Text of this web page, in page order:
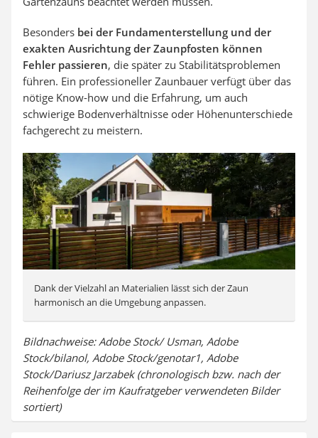
Besonders bei der Fundamenterstellung und der
exakten Ausrichtung der Zaunpfosten können
Fehler passieren, die später zu Stabilitätsproblemen
führen. Ein professioneller Zaunbauer verfügt über das
nötige Know-how und die Erfahrung, um auch
schwierige Bodenverhältnisse oder Höhenunterschiede
fachgerecht zu meistern.
Dank der Vielzahl an Materialien lässt sich der Zaun
harmonisch an die Umgebung anpassen.
Bildnachweise: Adobe Stock/ Usman, Adobe
Stock/bilanol, Adobe Stock/genotar1, Adobe
Stock/Dariusz Jarzabek (chronologisch bzw. nach der
Reihenfolge der im Kaufratgeber verwendeten Bilder
sortiert)